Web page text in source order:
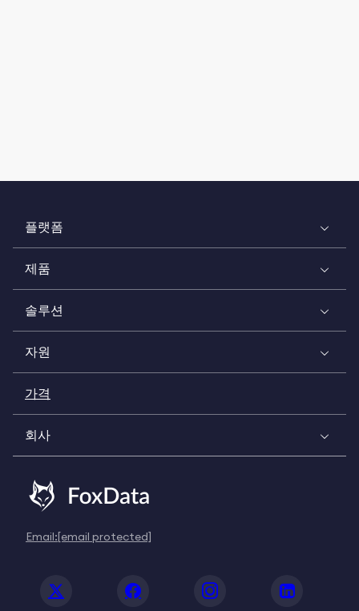
플랫폼
제품
솔루션
자원
가격
회사
Email:[email protected]